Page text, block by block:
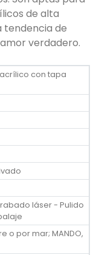
de alta
tendencia de
verdadero.
con tapa
láser - Pulido
o por mar; MANDO,